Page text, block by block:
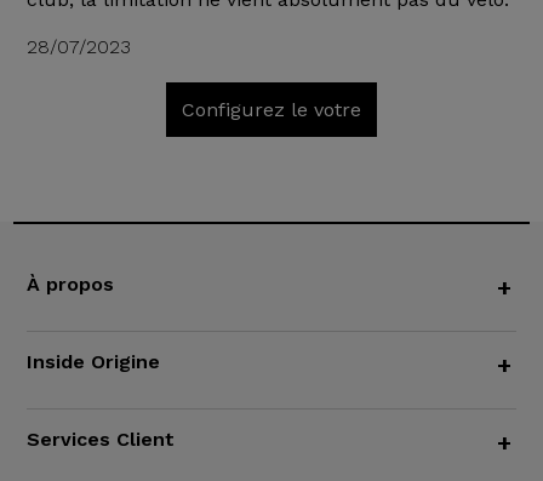
28/07/2023
Configurez le votre
À propos +
Inside Origine +
Services Client +